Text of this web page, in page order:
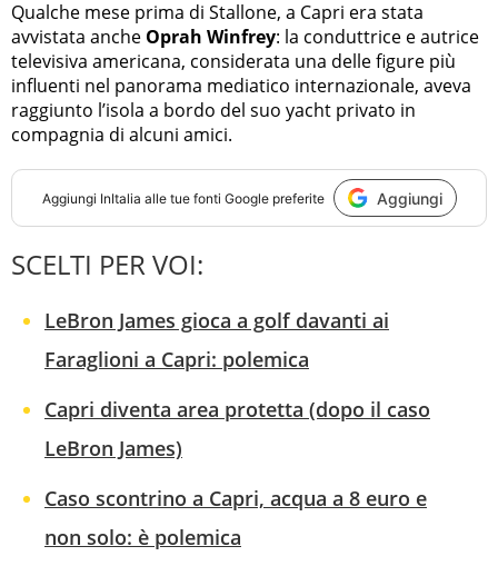
Qualche mese prima di Stallone, a Capri era stata
avvistata anche Oprah Winfrey: la conduttrice e autrice
televisiva americana, considerata una delle figure più
influenti nel panorama mediatico internazionale, aveva
raggiunto l’isola a bordo del suo yacht privato in
compagnia di alcuni amici.
Aggiungi InItalia alle tue fonti Google preferite Aggiungi
SCELTI PER VOI:
LeBron James gioca a golf davanti ai
Faraglioni a Capri: polemica
Capri diventa area protetta (dopo il caso
LeBron James)
Caso scontrino a Capri, acqua a 8 euro e
non solo: è polemica